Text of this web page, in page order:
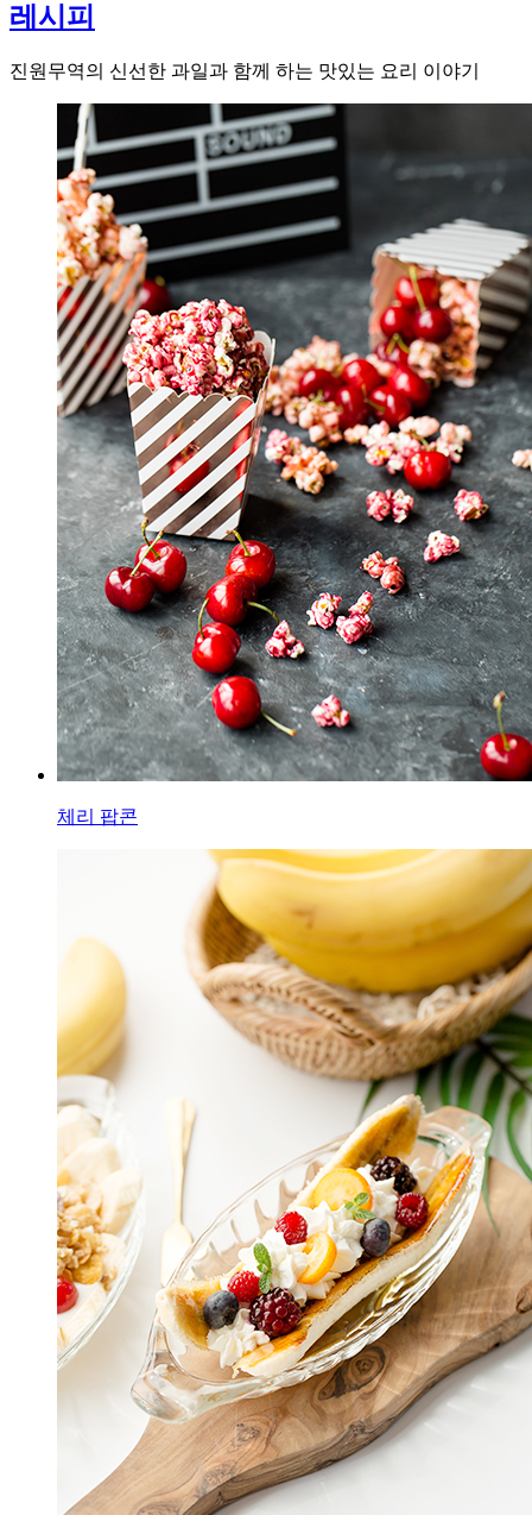
레시피
진원무역의 신선한 과일과 함께 하는 맛있는 요리 이야기
체리 팝콘